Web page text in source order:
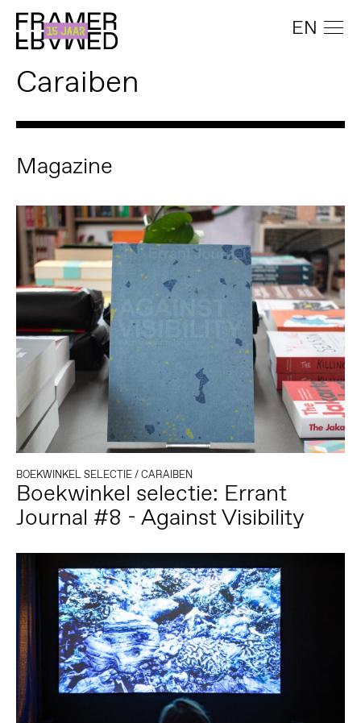
EN
Caraiben
Magazine
BOEKWINKEL SELECTIE/CARAIBEN
Boekwinkel selectie: Errant
Journal #8 - Against Visibility